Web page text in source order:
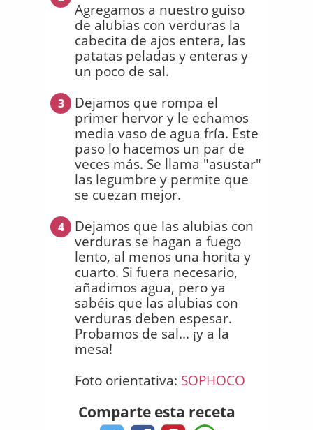
Agregamos a nuestro guiso
de alubias con verduras la
cabecita de ajos entera, las
patatas peladas y enteras y
un poco de sal.
3
Dejamos que rompa el
primer hervor y le echamos
media vaso de agua fría. Este
paso lo hacemos un par de
veces más. Se llama "asustar"
las legumbre y permite que
se cuezan mejor.
4
Dejamos que las alubias con
verduras se hagan a fuego
lento, al menos una horita y
cuarto. Si fuera necesario,
añadimos agua, pero ya
sabéis que las alubias con
verduras deben espesar.
Probamos de sal... ¡y a la
mesa!
Foto orientativa: SOPHOCO
Comparte esta receta